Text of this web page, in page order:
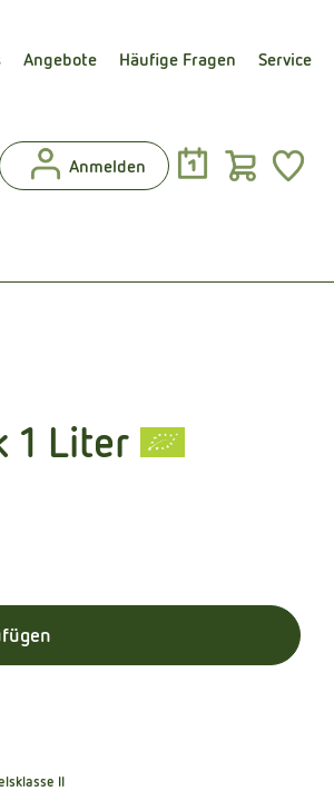
Angebote Häufige Fragen Service
Anmelden
1 Liter
zum Warenkorb hinzufügen
II